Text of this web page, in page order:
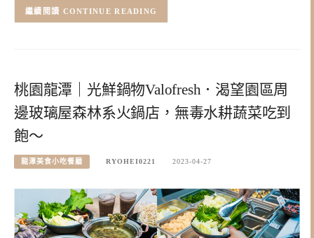
CONTINUE READING
桃園龍潭｜光鮮鍋物Valofresh．渴望園區周
邊玻璃屋森林系火鍋店，無毒水耕蔬菜吃到
飽～
龍潭美食小吃餐廳 RYOHEI0221 2023-04-27